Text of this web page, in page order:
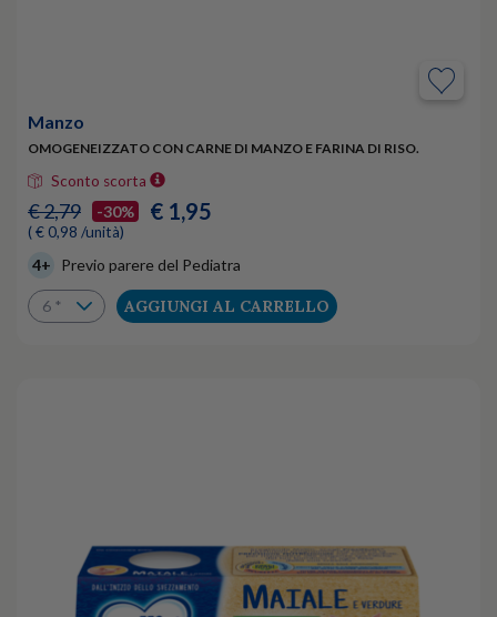
Manzo
OMOGENEIZZATO CON CARNE DI MANZO E FARINA DI RISO.
Sconto scorta
€ 2,79 -30% € 1,95
( € 0,98 /unità)
4+ Previo parere del Pediatra
AGGIUNGI AL CARRELLO